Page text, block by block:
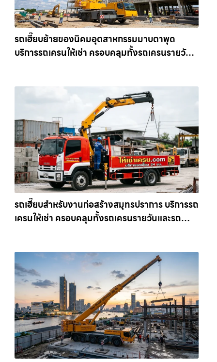
รถเฮี๊ยบย้ายของนิคมอุตสาหกรรมมาบตาพุด
บริการรถเครนให้เช่า ครอบคลุมทั้งรถเครนรายวัน
รถเฮี๊ยบสำหรับงานก่อสร้างสมุทรปราการ บริการรถ
เครนให้เช่า ครอบคลุมทั้งรถเครนรายวันและรถ